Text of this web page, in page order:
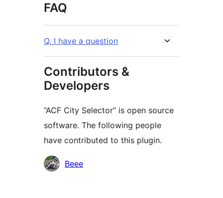
FAQ
Q. I have a question
Contributors &
Developers
“ACF City Selector” is open source
software. The following people
have contributed to this plugin.
Contributors
Beee